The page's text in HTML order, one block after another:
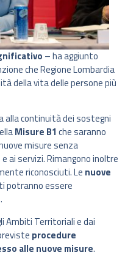
– ha aggiunto
che Regione Lombardia
della vita delle persone più
continuità dei sostegni
Misure B1 che saranno
misure senza
ai servizi. Rimangono inoltre
riconosciuti. Le nuove
potranno essere
.
Ambiti Territoriali e dai
procedure
alle nuove misure.